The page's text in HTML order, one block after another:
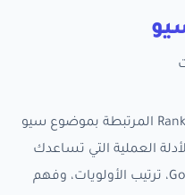
تجمع هذه الصفحة كل مقالات RankX SEO المرتبطة بموضوع سيو
العملية التي تساعدك
على تحسين ظهور متجر سلة في Google، ترتيب الأولويات، وفهم